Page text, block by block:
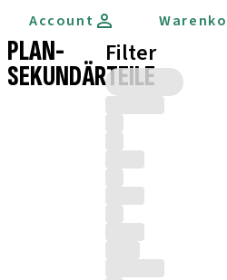
Account
PLAN-
SEKUNDÄRTEILE
Filter